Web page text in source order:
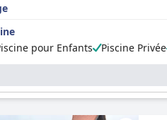
pour Enfants
Piscine Privée